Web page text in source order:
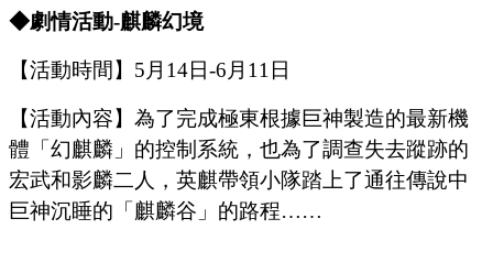
◆劇情活動-麒麟幻境
【活動時間】 5 月 14日-6 月 11 日
【活動內容】 為了完成極東根據巨神製造的最新機
體「幻麒麟」的控制系統，也為了調查失去蹤跡的
宏武和影麟二人，英麒帶領小隊踏上了通往傳說中
巨神沉睡的「麒麟谷」的路程……